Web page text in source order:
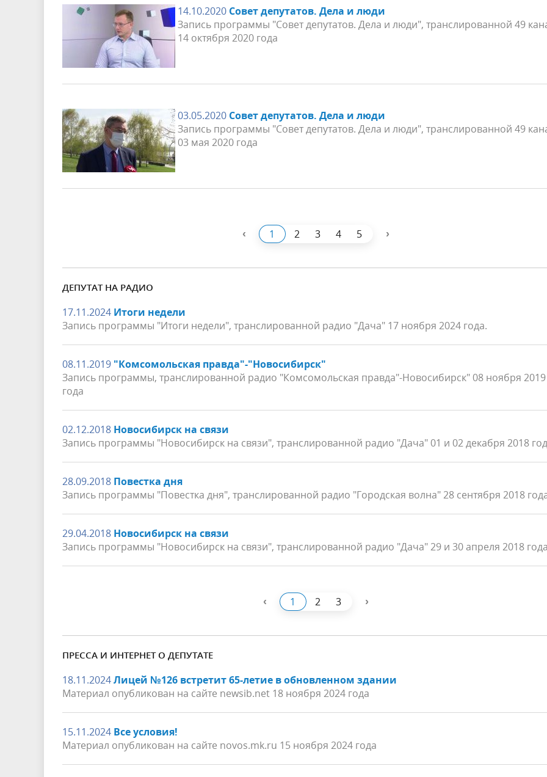
14.10.2020 Совет депутатов. Дела и люди
Запись программы "Совет депутатов. Дела и люди", транслированной 49
14 октября 2020 года
03.05.2020 Совет депутатов. Дела и люди
Запись программы "Совет депутатов. Дела и люди", транслированной 49
03 мая 2020 года
‹ 1 2 3 4 5 ›
ДЕПУТАТ НА РАДИО
17.11.2024 Итоги недели
Запись программы "Итоги недели", транслированной радио "Дача" 17 ноября 2024 года.
08.11.2019 "Комсомольская правда"-"Новосибирск"
Запись программы, транслированной радио "Комсомольская правда"-Новосибирск" 08 ноября 2019
года
02.12.2018 Новосибирск на связи
Запись программы "Новосибирск на связи", транслированной радио "Дача" 01 и 02 декабря 2018
28.09.2018 Повестка дня
Запись программы "Повестка дня", транслированной радио "Городская волна" 28 сентября 2018
29.04.2018 Новосибирск на связи
Запись программы "Новосибирск на связи", транслированной радио "Дача" 29 и 30 апреля 2018
‹ 1 2 3 ›
ПРЕССА И ИНТЕРНЕТ О ДЕПУТАТЕ
18.11.2024Лицей №126 встретит 65-летие в обновленном здании
Материал опубликован на сайте newsib.net 18 ноября 2024 года
15.11.2024 Все условия!
Материал опубликован на сайте novos.mk.ru 15 ноября 2024 года